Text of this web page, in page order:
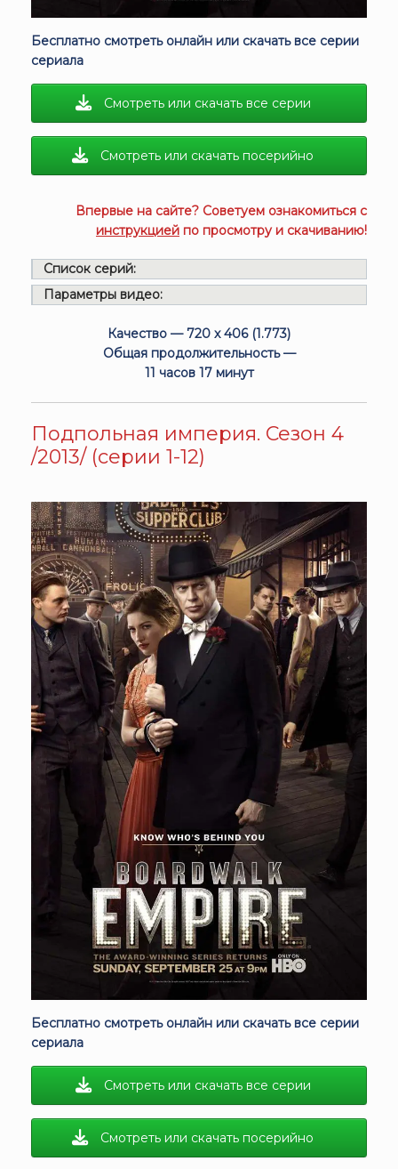
Бесплатно смотреть онлайн или скачать все серии
сериала
Смотреть или скачать все серии
Смотреть или скачать посерийно
Впервые на сайте? Советуем ознакомиться с
инструкцией по просмотру и скачиванию!
Список серий:
Параметры видео:
Качество — 720 x 406 (1.773)
Общая продолжительность —
11 часов 17 минут
Подпольная империя. Сезон 4
/2013/ (серии 1-12)
Бесплатно смотреть онлайн или скачать все серии
сериала
Смотреть или скачать все серии
Смотреть или скачать посерийно